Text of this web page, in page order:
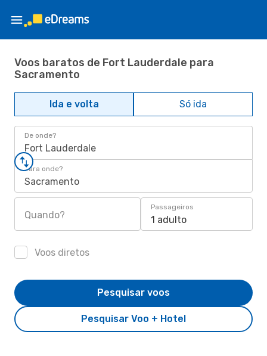
Voos baratos de Fort Lauderdale para
Sacramento
Ida e volta Só ida
De onde?
Fort Lauderdale
Para onde?
Sacramento
Quando?
Passageiros
1 adulto
Voos diretos
Pesquisar Voo + Hotel
Pesquisar voos